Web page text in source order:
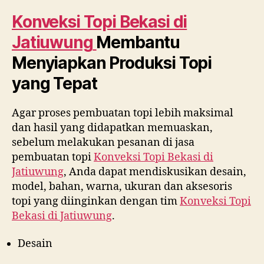
Konveksi Topi Bekasi di
Jatiuwung Membantu
Menyiapkan Produksi Topi
yang Tepat
Agar proses pembuatan topi lebih maksimal
dan hasil yang didapatkan memuaskan,
sebelum melakukan pesanan di jasa
pembuatan topiKonveksi Topi Bekasi di
Jatiuwung, Anda dapat mendiskusikan desain,
model, bahan, warna, ukuran dan aksesoris
topi yang diinginkan dengan timKonveksi Topi
Bekasi diJatiuwung.
Desain